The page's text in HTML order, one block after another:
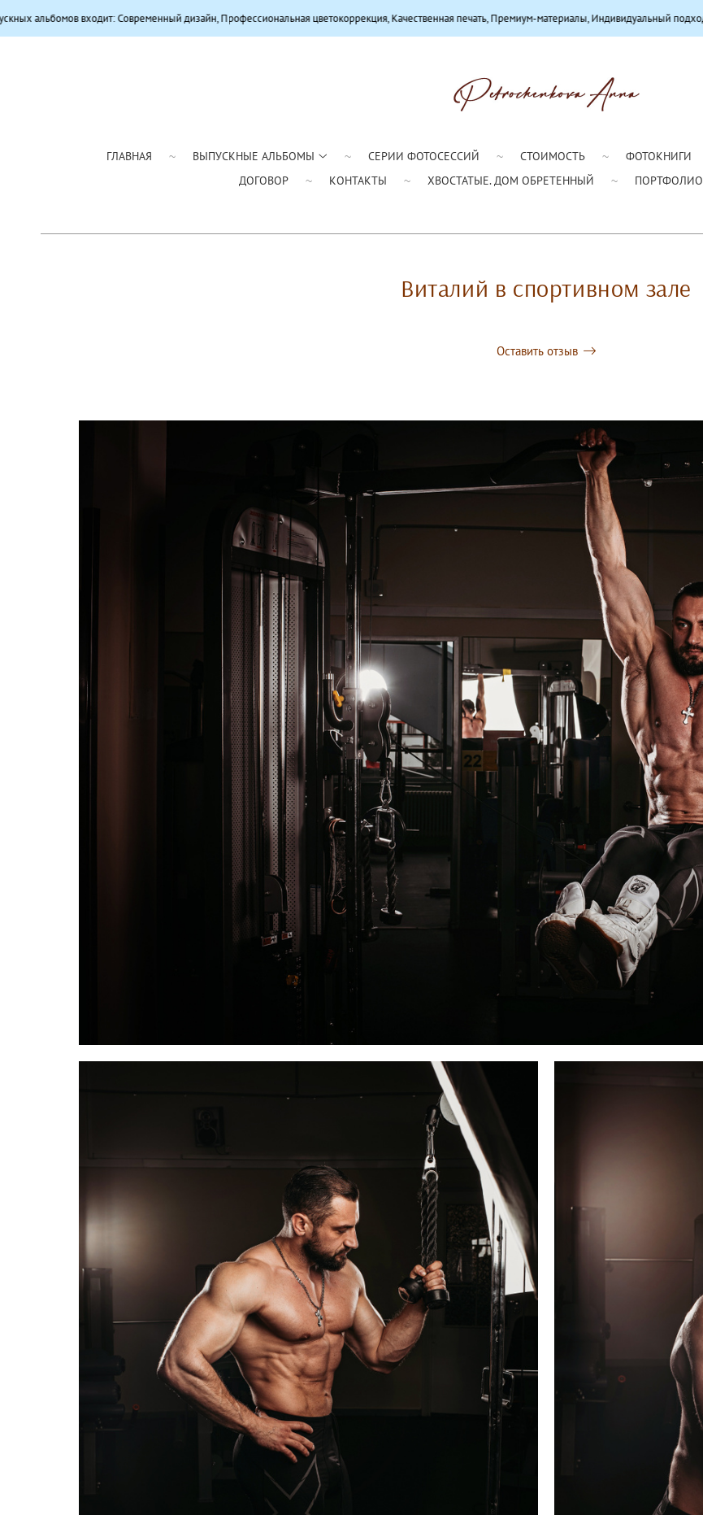
ГЛАВНАЯ ВЫПУСКНЫЕ АЛЬБОМЫ СЕРИИ ФОТОСЕССИЙ СТОИМОСТЬ ФОТОКНИГИ
ДОГОВОР
КОНТАКТЫ ХВОСТАТЫЕ. ДОМ ОБРЕТЕННЫЙ ПОРТФОЛИО
Виталий в спортивном зале
Оставить отзыв
входит: Современный дизайн, Профессиональная цветокоррекция, Качественная печать, Премиум-материалы, Индивидуальный подход